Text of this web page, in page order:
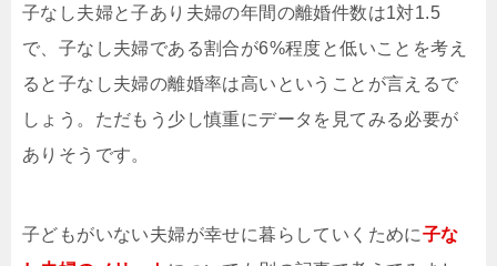
子なし夫婦と子あり夫婦の年間の離婚件数は1対1.5
で、子なし夫婦である割合が6%程度と低いことを考え
ると子なし夫婦の離婚率は高いということが言えるで
しょう。ただもう少し慎重にデータを見てみる必要が
ありそうです。
子どもがいない夫婦が幸せに暮らしていくために子な